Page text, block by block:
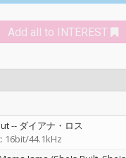
Add all to INTEREST
-- ダイアナ・ロス
16bit/44.1kHz